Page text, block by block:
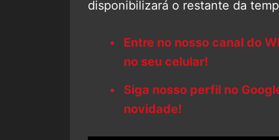
disponibilizará o restante da
Entre no nosso canal do
no seu celular!
Siga nosso perfil no
novidade!